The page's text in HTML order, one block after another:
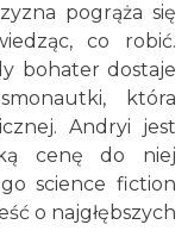
2026-08-16
pogrąża się
co robić.
bohater dostaje
która
Andryi jest
cenę do niej
science fiction
o najgłębszych